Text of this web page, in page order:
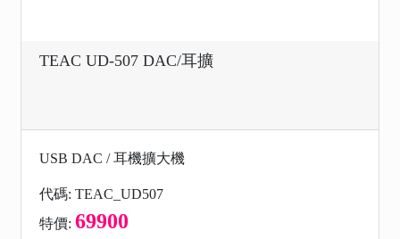
TEAC UD-507 DAC/耳擴
USB DAC / 耳機擴大機
代碼: TEAC_UD507
特價: 69900